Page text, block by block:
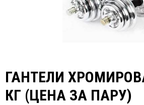
ГАНТЕЛИ
КГ (ЦЕНА ЗА ПАРУ)